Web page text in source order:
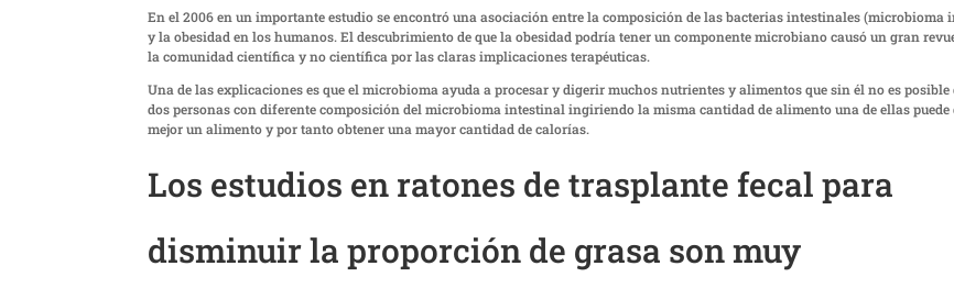
En el 2006 en un importante estudio se encontró una asociación entre la composición de las bacterias intestinales (microbioma
y la obesidad en los humanos. El descubrimiento de que la obesidad podría tener un componente microbiano causó un gran
la comunidad científica y no científica por las claras implicaciones terapéuticas.
Una de las explicaciones es que el microbioma ayuda a procesar y digerir muchos nutrientes y alimentos que sin él no es
dos personas con diferente composición del microbioma intestinal ingiriendo la misma cantidad de alimento una de ellas
mejor un alimento y por tanto obtener una mayor cantidad de calorías.
Los estudios en ratones de trasplante fecal para
disminuir la proporción de grasa son muy